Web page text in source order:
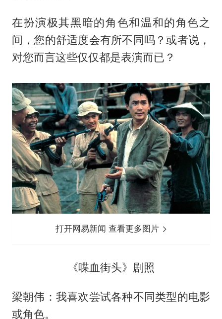
在扮演极其黑暗的角色和温和的角色之
间，您的舒适度会有所不同吗？或者说，
对您而言这些仅仅都是表演而已？
打开网易新闻 查看更多图片
《喋血街头》剧照
梁朝伟：我喜欢尝试各种不同类型的电影
或角色。